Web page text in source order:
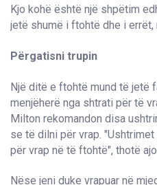
Kjo kohë është një shpëtim
jetë shumë i ftohtë dhe i errët,
Përgatisni trupin
Një ditë e ftohtë mund të jetë
menjëherë nga shtrati për të
Milton rekomandon disa
se të dilni për vrap.
për vrap në të ftohtë", thotë ajo.
Nëse jeni duke vrapuar në